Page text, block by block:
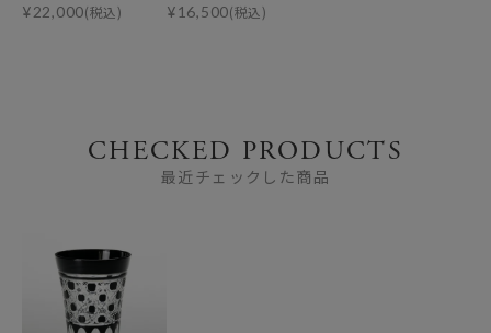
¥22,000(税込) ¥16,500(税込)
CHECKED PRODUCTS
最近チェックした商品